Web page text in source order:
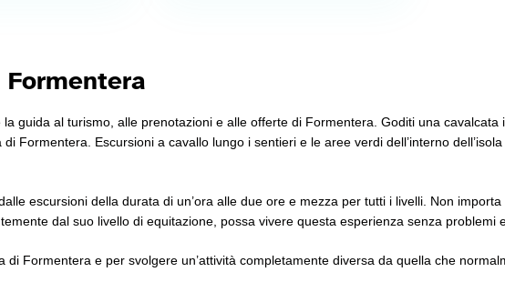
guida al turismo, alle prenotazioni e alle offerte di Formentera. Goditi una cavalcata
Formentera. Escursioni a cavallo lungo i sentieri e le aree verdi dell’interno
escursioni della durata di un’ora alle due ore e mezza per tutti i livelli. Non
dal suo livello di equitazione, possa vivere questa esperienza senza problemi
Formentera e per svolgere un’attività completamente diversa da quella che